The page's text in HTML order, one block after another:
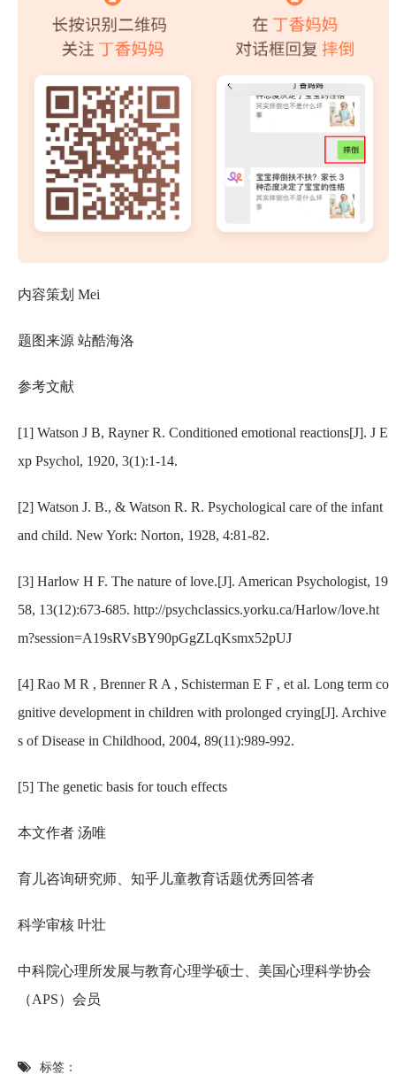
内容策划 Mei
题图来源 站酷海洛
参考文献
[1] Watson J B, Rayner R. Conditioned emotional reactions[J]. J E
xp Psychol, 1920, 3(1):1-14.
[2] Watson J. B., & Watson R. R. Psychological care of the infant
and child. New York: Norton, 1928, 4:81-82.
[3] Harlow H F. The nature of love.[J]. American Psychologist, 19
58, 13(12):673-685. http://psychclassics.yorku.ca/Harlow/love.ht
m?session=A19sRVsBY90pGgZLqKsmx52pUJ
[4] Rao M R , Brenner R A , Schisterman E F , et al. Long term co
gnitive development in children with prolonged crying[J]. Archive
s of Disease in Childhood, 2004, 89(11):989-992.
[5] The genetic basis for touch effects
本文作者 汤唯
育儿咨询研究师、知乎儿童教育话题优秀回答者
科学审核 叶壮
中科院心理所发展与教育心理学硕士、美国心理科学协会
（APS）会员
标签：